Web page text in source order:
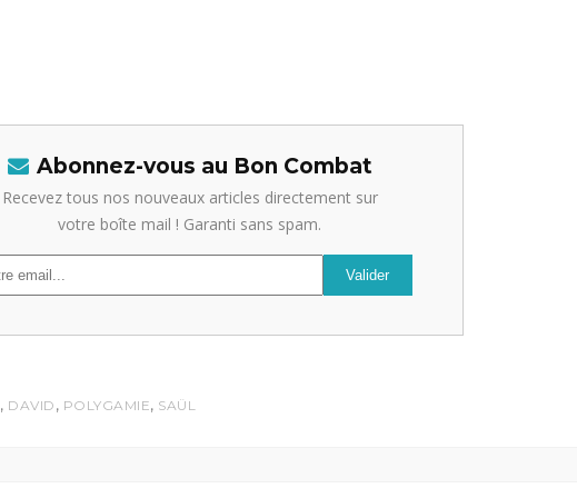
Abonnez-vous au Bon Combat
Recevez tous nos nouveaux articles directement sur
votre boîte mail ! Garanti sans spam.
, DAVID , POLYGAMIE, SAÜL